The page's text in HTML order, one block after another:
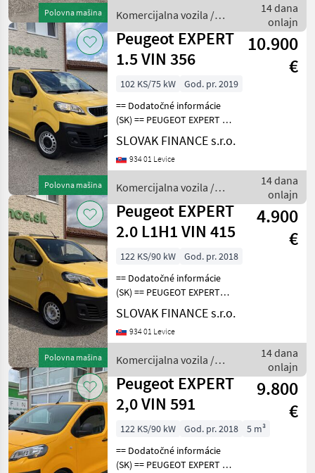
Polovna mašina
miesta na sede
Komercijalna vozila /
Peugeot
14 dana
onlajn
Polovna mašina
Peugeot EXPERT
1.5 VIN 356
10.900
€
102 KS/75 kW
God. pr. 2019
== Dodatočné informácie
(SK) == PEUGEOT EXPERT 1,
5 diesel r.v. 07/2019, 66 981
km, EURO 6, 75 kW, 1499
cm3, manuál, 3 miesta na
ABS,
SLOVAK FINANCE s.r.o.
934 01 Levice
Komercijalna vozila /
Peugeot
14 dana
onlajn
Polovna mašina
Peugeot EXPERT
2.0 L1H1 VIN 415
4.900
€
122 KS/90 kW
God. pr. 2018
== Dodatočné informácie
(SK) == PEUGEOT EXPERT
2.0 L1H1 4x4 Dangel r.v.
08/2018, 186 361 km, EURO
6, 90kW, 1997 cm3, diesel,
sedenie, 2x elekt
SLOVAK FINANCE s.r.o.
934 01 Levice
Komercijalna vozila /
Peugeot
14 dana
onlajn
Peugeot EXPERT
2,0 VIN 591
9.800
€
122 KS/90 kW God. pr. 2018
5 m³
== Dodatočné informácie
(SK) == PEUGEOT EXPERT 2,